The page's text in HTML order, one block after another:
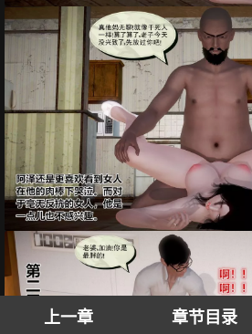
上一章 章节目录